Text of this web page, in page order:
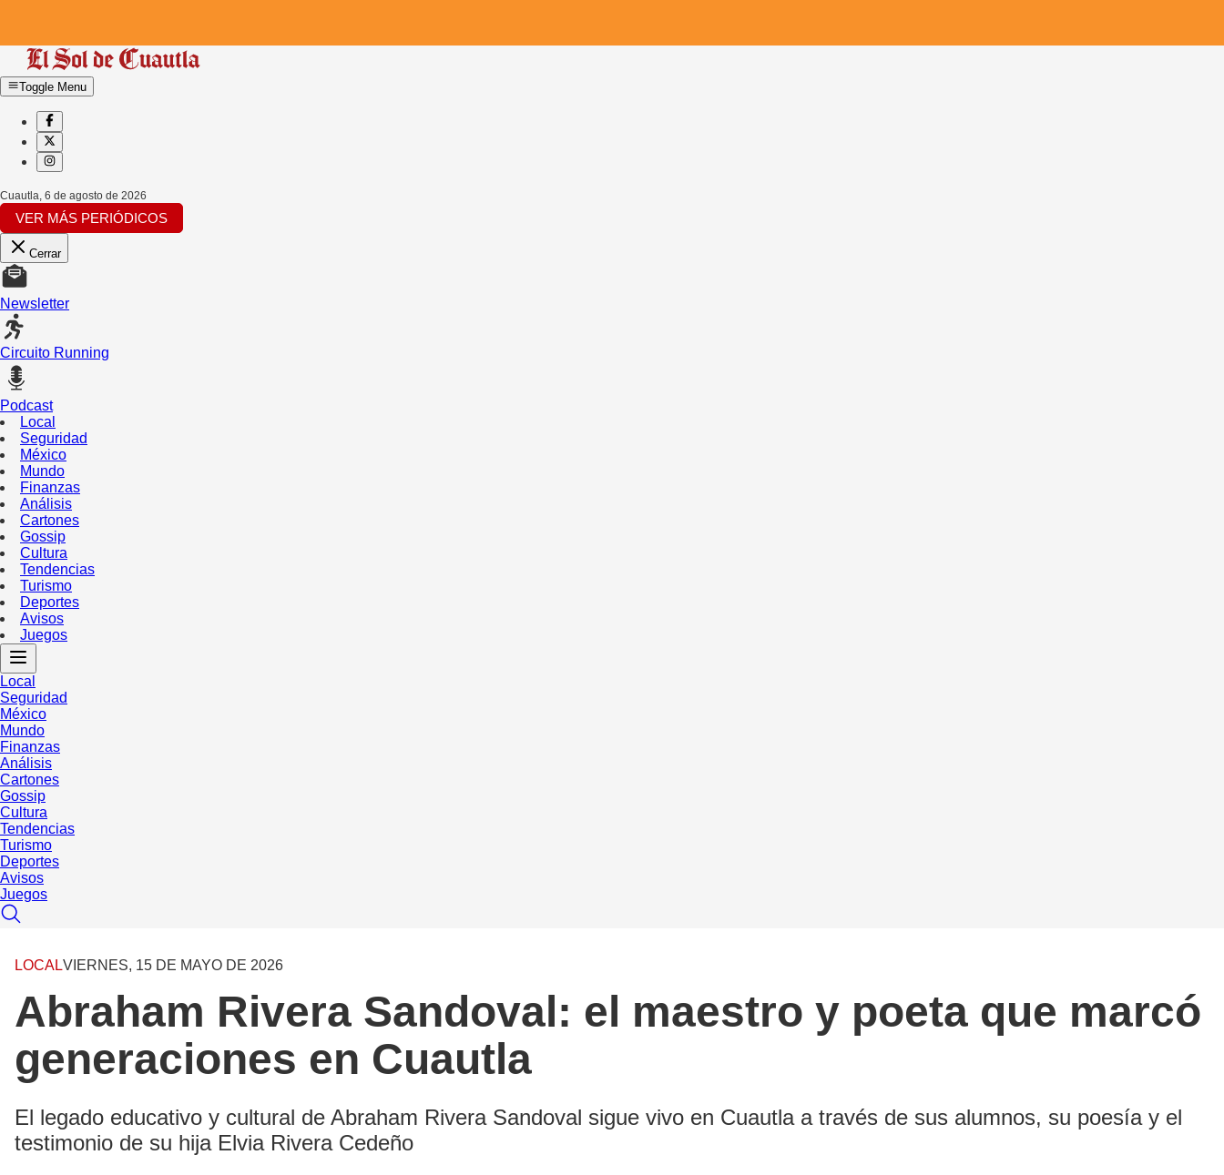
Toggle Menu
Cuautla, 6 de agosto de 2026
VER MÁS PERIÓDICOS
Cerrar
Newsletter
Circuito Running
Podcast
Local
Seguridad
México
Mundo
Finanzas
Análisis
Cartones
Gossip
Cultura
Tendencias
Turismo
Deportes
Avisos
Juegos
Local
Seguridad
México
Mundo
Finanzas
Análisis
Cartones
Gossip
Cultura
Tendencias
Turismo
Deportes
Avisos
Juegos
LOCALVIERNES, 15 DE MAYO DE 2026
Abraham Rivera Sandoval: el maestro y poeta que marcó
generaciones en Cuautla
El legado educativo y cultural de Abraham Rivera Sandoval sigue vivo en Cuautla a través de sus alumnos, su poesía y el
testimonio de su hija Elvia Rivera Cedeño